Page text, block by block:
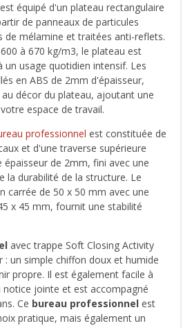
est équipé d'un plateau rectangulaire
de panneaux de particules
de mélamine et traitées anti-reflets.
à 670 kg/m3, le plateau est
un usage quotidien intensif. Les
en ABS de 2mm d'épaisseur,
décor du plateau, ajoutant une
espace de travail.
professionnel est constituée de
et d'une traverse supérieure
épaisseur de 2mm, fini avec une
la durabilité de la structure. Le
carrée de 50 x 50 mm avec une
x 45 mm, fournit une stabilité
avec trappe Soft Closing Activity
: un simple chiffon doux et humide
propre. Il est également facile à
notice jointe et est accompagné
Ce bureau professionnel est
pratique, mais également un